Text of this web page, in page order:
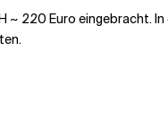
~ 220 Euro eingebracht.